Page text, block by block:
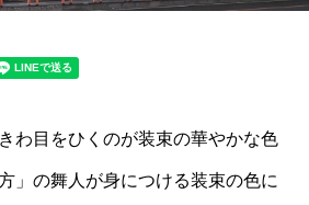
わ目をひくのが装束の華やかな色
」の舞人が身につける装束の色に